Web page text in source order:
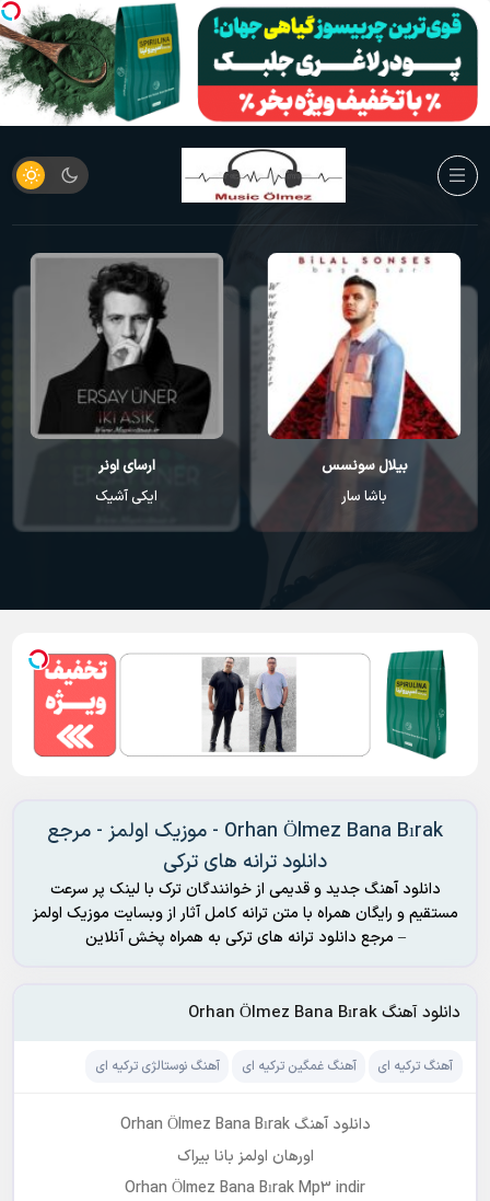
ارسای اونر
ایکی آشیک
کورای آوجی
سودا
Orhan Ölmez Bana Bırak - موزیک اولمز - مرجع
دانلود ترانه های ترکی
دانلود آهنگ جدید و قدیمی از خوانندگان ترک با لینک پر سرعت
مستقیم و رایگان همراه با متن ترانه کامل آثار از وبسایت موزیک اولمز
– مرجع دانلود ترانه های ترکی به همراه پخش آنلاین
دانلود آهنگ Orhan Ölmez Bana Bırak
آهنگ ترکیه ای آهنگ غمگین ترکیه ای آهنگ نوستالژی ترکیه ای
دانلود آهنگ Orhan Ölmez Bana Bırak
اورهان اولمز بانا بیراک
Orhan Ölmez Bana Bırak Mp3 indir